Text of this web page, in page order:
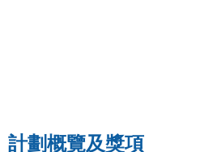
計劃概覽及獎項